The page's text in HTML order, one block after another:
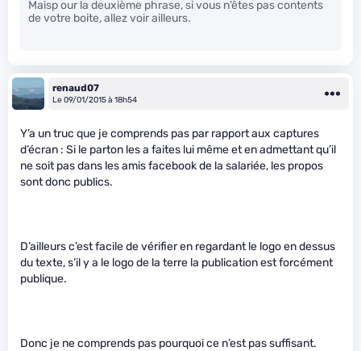
Maisp our la deuxième phrase, si vous n’êtes pas contents
de votre boite, allez voir ailleurs.
renaud07
Le 09/01/2015 à 18h54
Y’a un truc que je comprends pas par rapport aux captures
d’écran : Si le parton les a faites lui même et en admettant qu’il
ne soit pas dans les amis facebook de la salariée, les propos
sont donc publics.
D’ailleurs c’est facile de vérifier en regardant le logo en dessus
du texte, s’il y a le logo de la terre la publication est forcément
publique.
Donc je ne comprends pas pourquoi ce n’est pas suffisant.